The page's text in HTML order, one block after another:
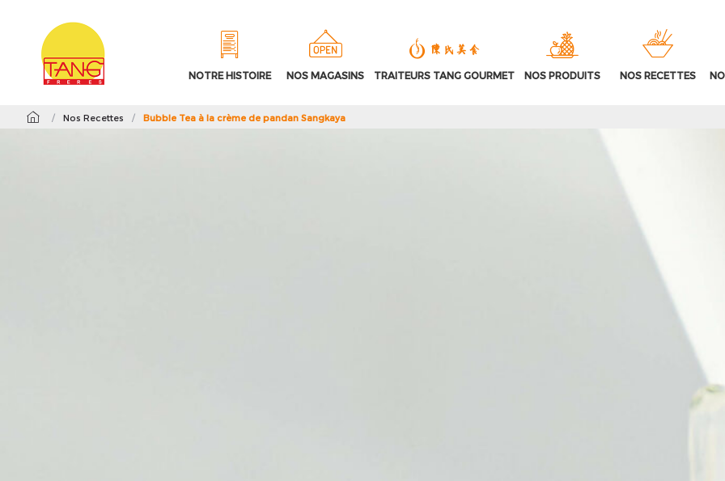
NOTRE HISTOIRE NOS MAGASINS TRAITEURS TANG GOURMET NOS PRODUITS NOS RECETTES
/ Nos Recettes / Bubble Tea à la crème de pandan Sangkaya